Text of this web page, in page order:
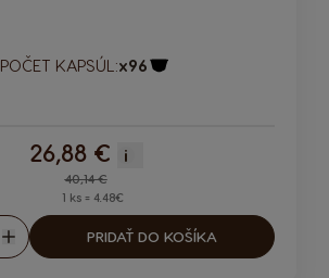
POČET KAPSÚL:x96
Regular Price
40,14 €
26,88 € i
1 ks = 4.48€
Zvýšiť
PRIDAŤ DO KOŠÍKA